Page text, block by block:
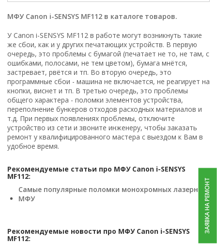
МФУ Canon i-SENSYS MF112 в каталоге товаров.
У Canon i-SENSYS MF112 в работе могут возникнуть такие
же сбои, как и у других печатающих устройств. В первую
очередь, это проблемы с бумагой (печатает не то, не там, с
ошибками, полосами, не тем цветом), бумага мнётся,
застревает, рвётся и тп. Во вторую очередь, это
программные сбои - машина не включается, не реагирует на
кнопки, виснет и тп. В третью очередь, это проблемы
общего характера - поломки элементов устройства,
переполнение бункеров отходов расходных материалов и
т.д. При первых появлениях проблемы, отключите
устройство из сети и звоните инженеру, чтобы заказать
ремонт у квалифицированного мастера с выездом к Вам в
удобное время.
Рекомендуемые статьи про МФУ Canon i-SENSYS
MF112:
Самые популярные поломки монохромных лазерных
МФУ
Рекомендуемые новости про МФУ Canon i-SENSYS
MF112:
ЗАЯВКА НА РЕМОНТ